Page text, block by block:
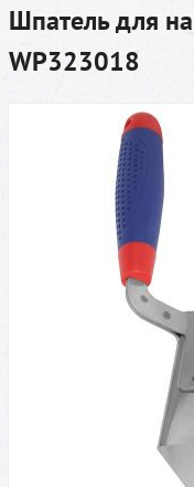
Шпатель для
WP323018